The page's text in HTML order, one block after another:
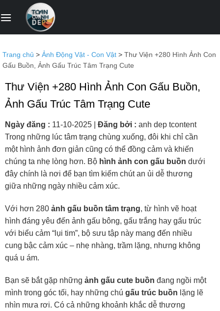
qua
Trang chủ > Ảnh Động Vật - Con Vật > Thư Viện +280 Hình Ảnh Con
Gấu Buồn, Ảnh Gấu Trúc Tâm Trạng Cute
Thư Viện +280 Hình Ảnh Con Gấu Buồn,
Ảnh Gấu Trúc Tâm Trạng Cute
Ngày đăng : 11-10-2025 Đăng bởi : anh dep tcontent
Trong những lúc tâm trạng chùng xuống, đôi khi chỉ cần
một hình ảnh đơn giản cũng có thể đồng cảm và khiến
chúng ta nhẹ lòng hơn. Bộ hình ảnh con gấu buồn dưới
đây chính là nơi để bạn tìm kiếm chút an ủi dễ thương
giữa những ngày nhiều cảm xúc.
Với hơn 280 ảnh gấu buồn tâm trạng, từ hình vẽ hoạt
hình đáng yêu đến ảnh gấu bông, gấu trắng hay gấu trúc
với biểu cảm “lụi tim”, bộ sưu tập này mang đến nhiều
cung bậc cảm xúc – nhẹ nhàng, trầm lặng, nhưng không
quá u ám.
Bạn sẽ bắt gặp những ảnh gấu cute buồn đang ngồi một
mình trong góc tối, hay những chú gấu trúc buồn lặng lẽ
nhìn mưa rơi. Có cả những khoảnh khắc dễ thương